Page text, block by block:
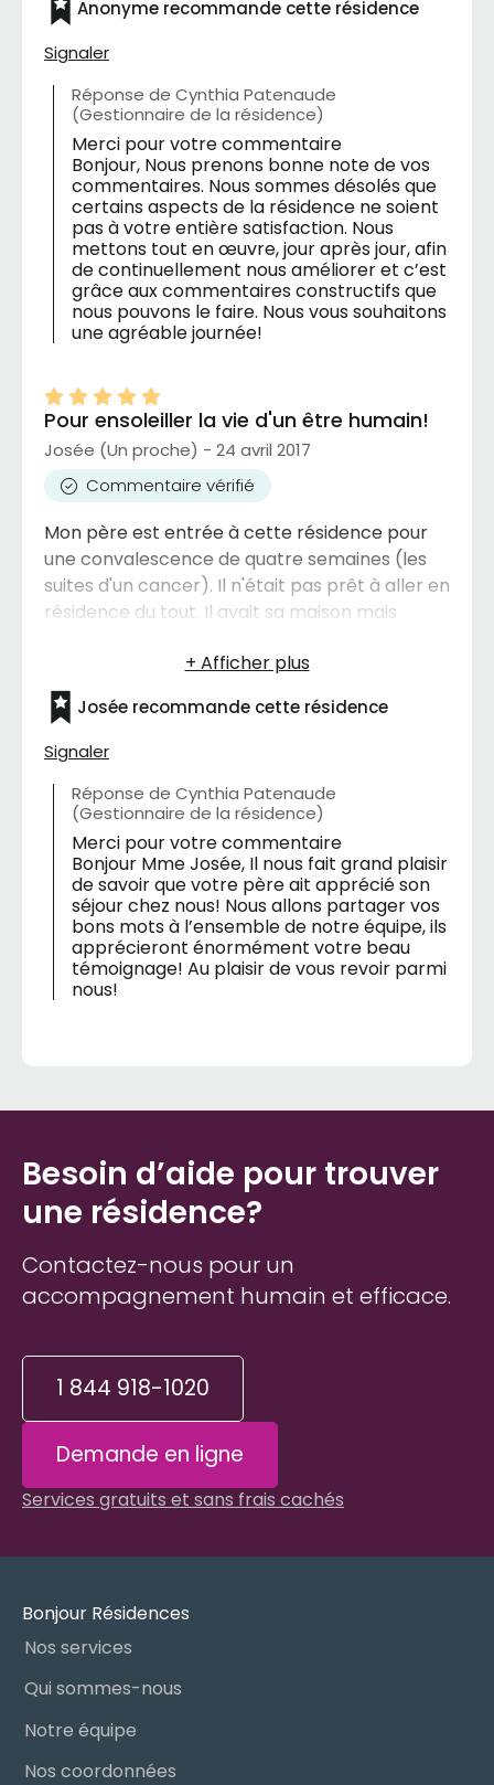
Anonyme recommande cette résidence
Signaler
Réponse de Cynthia Patenaude
(Gestionnaire de la résidence)
Merci pour votre commentaire
Bonjour, Nous prenons bonne note de vos
commentaires. Nous sommes désolés que
certains aspects de la résidence ne soient
pas à votre entière satisfaction. Nous
mettons tout en œuvre, jour après jour, afin
de continuellement nous améliorer et c’est
grâce aux commentaires constructifs que
nous pouvons le faire. Nous vous souhaitons
une agréable journée!
Pour ensoleiller la vie d'un être humain!
Josée (Un proche) - 24 avril 2017
Commentaire vérifié
Mon père est entrée à cette résidence pour
une convalescence de quatre semaines (les
suites d'un cancer). Il n'était pas prêt à aller en
résidence du tout. Il avait sa maison mais
visité des résidences mais ne se sentait pas
rendu là et il n'avait pas eu de coup de coeur.
La première semaine sur place à la résidence
Soleil, il est tombé en amour avec la résidence.
C'est tellement bon, les mets sont savoureux.
La propreté des lieux, les service (soin du bain),
chambre très éclairée et une magnifique vue.
Il voit le site Beauvoir, le CHU. Stationnement à
proximité. Les anniversaires des résidents sont
fêtés ensemble le premier vendredi de
chaque mois. Mon père a décidé d'aller à
l'activité. Il m'en a parlé longuement. Il a été
Josée recommande cette résidence
Signaler
Réponse de Cynthia Patenaude
(Gestionnaire de la résidence)
Merci pour votre commentaire
Bonjour Mme Josée, Il nous fait grand plaisir
de savoir que votre père ait apprécié son
séjour chez nous! Nous allons partager vos
bons mots à l’ensemble de notre équipe, ils
apprécieront énormément votre beau
témoignage! Au plaisir de vous revoir parmi
nous!
Besoin d’aide pour trouver
une résidence?
Contactez-nous pour un
accompagnement humain et efficace.
1 844 918-1020
Demande en ligne
Services gratuits et sans frais cachés
Bonjour Résidences
Nos services
Qui sommes-nous
Notre équipe
Nos coordonnées